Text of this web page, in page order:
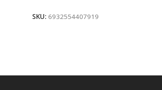
SKU: 6932554407919